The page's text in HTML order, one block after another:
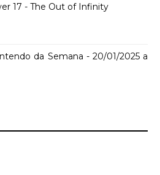
17 - The Out of Infinity
da Semana - 20/01/2025 a